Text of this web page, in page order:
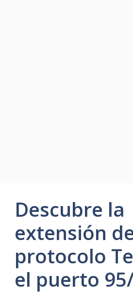
Descubre la
extensión
protocolo
el puerto